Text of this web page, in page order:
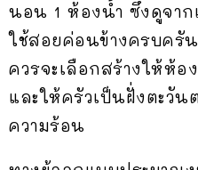
นอน 1 ห้องน้ำ ซึ่งดูจา
ใช้สอยค่อนข้างครบครั
ควรจะเลือกสร้างให้ห้
และให้ครัวเป็นฝั่งตะวั
ความร้อน